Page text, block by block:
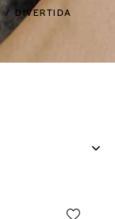
DIVERTIDA